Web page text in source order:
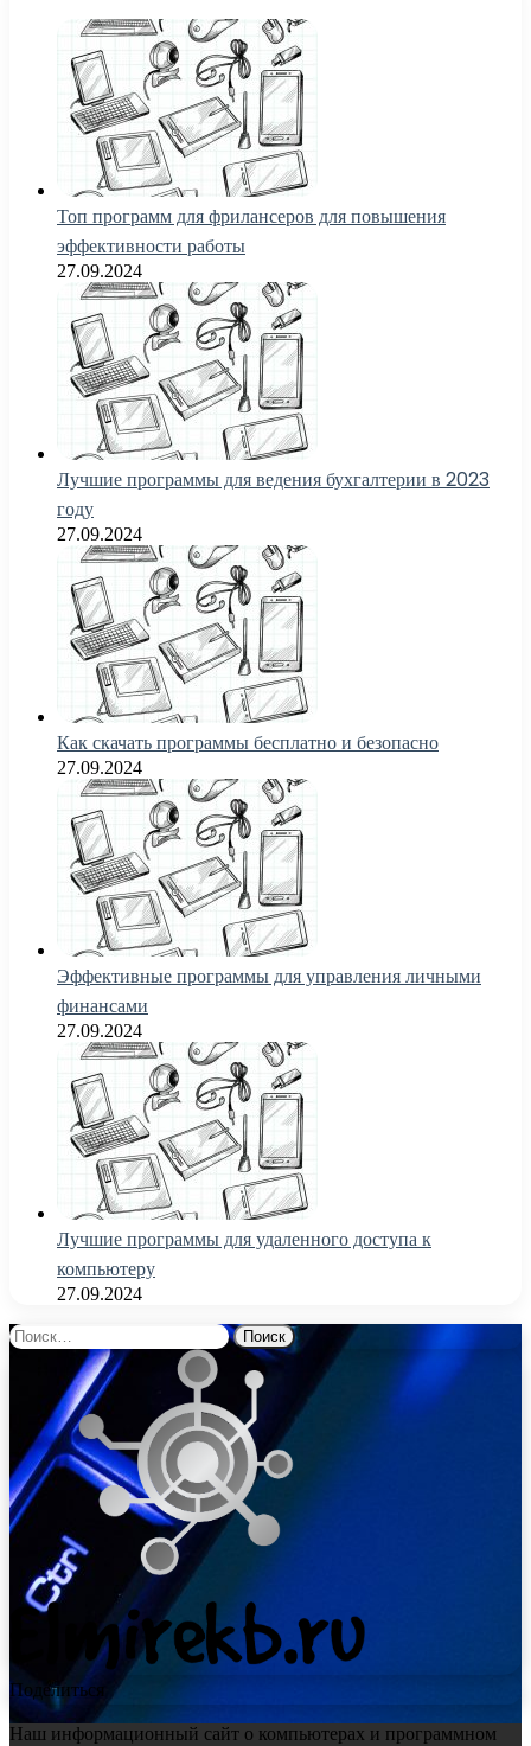
Топ программ для фрилансеров для повышения
эффективности работы
27.09.2024
Лучшие программы для ведения бухгалтерии в 2023
году
27.09.2024
Как скачать программы бесплатно и безопасно
27.09.2024
Эффективные программы для управления личными
финансами
27.09.2024
Лучшие программы для удаленного доступа к
компьютеру
27.09.2024
Найти:
Поделиться
Наш информационный сайт о компьютерах и программном